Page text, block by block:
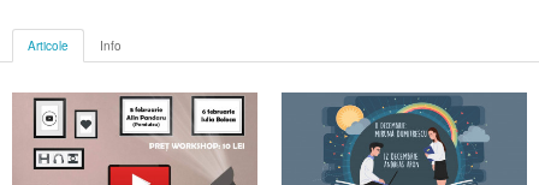
Articole Info